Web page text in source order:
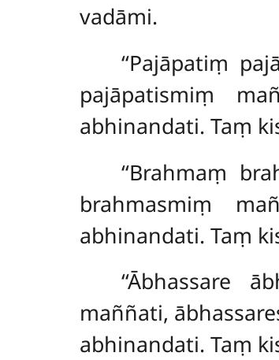
vadāmi.
‘‘Pajāpatiṃ
pajāpatismiṃ
abhinandati. Taṃ
‘‘Brahmaṃ
brahmasmiṃ
abhinandati. Taṃ
‘‘Ābhassare
maññati,
abhinandati. Taṃ